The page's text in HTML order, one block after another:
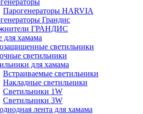
Парогенераторы HARVIA
Грандис
ГРАНДИС
для хамама
светильники
светильники
для хамама
Встраиваемые светильники
Накладные светильники
Светильники 1W
Светильники 3W
лента для хамама